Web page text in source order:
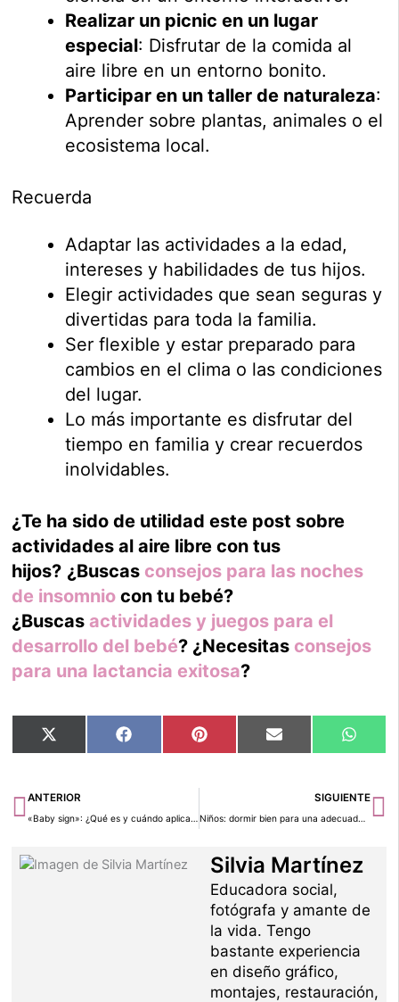
Realizar un picnic en un lugar
especial: Disfrutar de la comida al
aire libre en un entorno bonito.
Participar en un taller de naturaleza:
Aprender sobre plantas, animales o el
ecosistema local.
Recuerda
Adaptar las actividades a la edad,
intereses y habilidades de tus hijos.
Elegir actividades que sean seguras y
divertidas para toda la familia.
Ser flexible y estar preparado para
cambios en el clima o las condiciones
del lugar.
Lo más importante es disfrutar del
tiempo en familia y crear recuerdos
inolvidables.
¿Te ha sido de utilidad este post sobre
actividades al aire libre con tus
hijos? ¿Buscas consejos para las noches
de insomnio con tu bebé?
¿Buscas actividades y juegos para el
desarrollo del bebé? ¿Necesitas consejos
para una lactancia exitosa?
Compartir
en
X
(Twitter)
Compartir
en
Facebook Compartir
en
Pinterest Compartir
en
Email
en
Ant
ANTERIOR
«Baby sign»: ¿Qué es y cuándo aplicarlo?
SIGUIENTE
Niños: dormir bien para una adecuada salud cerebral
Silvia Martínez
Educadora social,
fotógrafa y amante de
la vida. Tengo
bastante experiencia
en diseño gráfico,
montajes, restauración,